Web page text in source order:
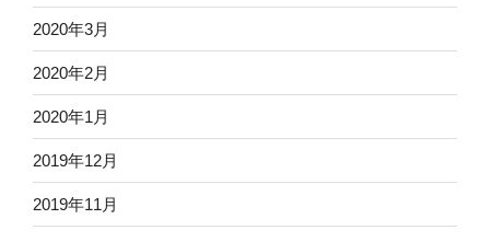
2020年3月
2020年2月
2020年1月
2019年12月
2019年11月